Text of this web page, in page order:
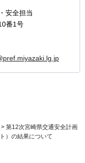
安全担当
番1号
> 第12次宮崎県交通安全計画
）の結果について